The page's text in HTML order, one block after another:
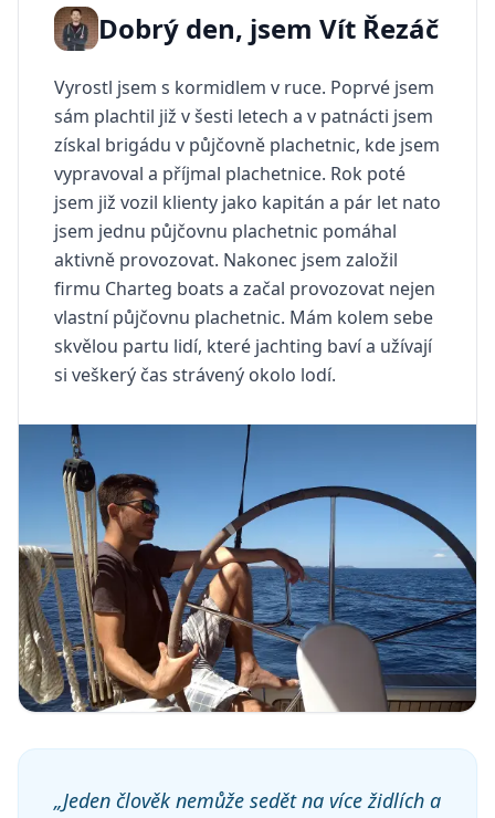
Dobrý den, jsem Vít Řezáč
Vyrostl jsem s kormidlem v ruce. Poprvé jsem
sám plachtil již v šesti letech a v patnácti jsem
získal brigádu v půjčovně plachetnic, kde jsem
vypravoval a příjmal plachetnice. Rok poté
jsem již vozil klienty jako kapitán a pár let nato
jsem jednu půjčovnu plachetnic pomáhal
aktivně provozovat. Nakonec jsem založil
firmu Charteg boats a začal provozovat nejen
vlastní půjčovnu plachetnic. Mám kolem sebe
skvělou partu lidí, které jachting baví a užívají
si veškerý čas strávený okolo lodí.
„Jeden člověk nemůže sedět na více židlích a